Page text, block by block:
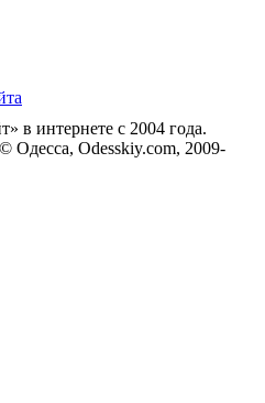
в интернете с 2004 года.
Одесса, Odesskiy.com, 2009-